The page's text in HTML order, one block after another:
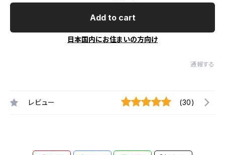
Add to cart
日本国内にお住まいの方向け
通報する
レビュー (30)